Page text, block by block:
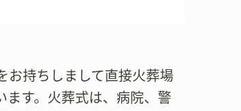
お持ちしまして直接火葬場
ます。火葬式は、病院、警